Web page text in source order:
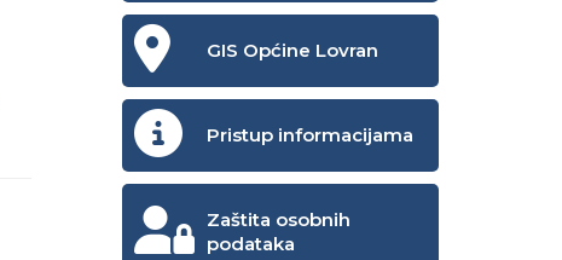
GIS Općine Lovran
Pristup informacijama
Zaštita osobnih
podataka